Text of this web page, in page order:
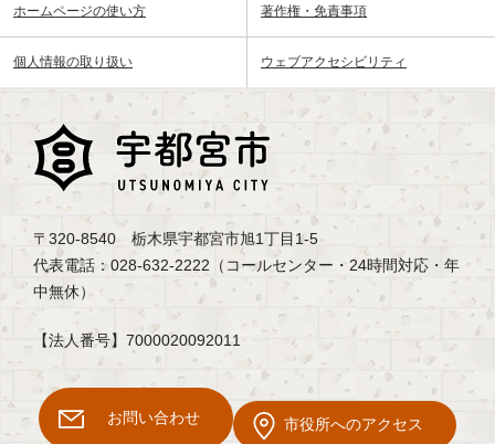
ホームページの使い方 著作権・免責事項
個人情報の取り扱い ウェブアクセシビリティ
〒320-8540 栃木県宇都宮市旭1丁目1-5
代表電話：028-632-2222（コールセンター・24時間対応・年
中無休）
【法人番号】7000020092011
お問い合わせ 市役所へのアクセス